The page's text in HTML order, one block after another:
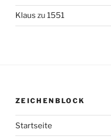
Klaus zu 1551
ZEICHENBLOCK
Startseite